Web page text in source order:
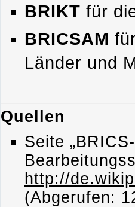
BRIKT für
BRICSAM
Länder und
Quellen
Seite
http://
(Abgerufen: